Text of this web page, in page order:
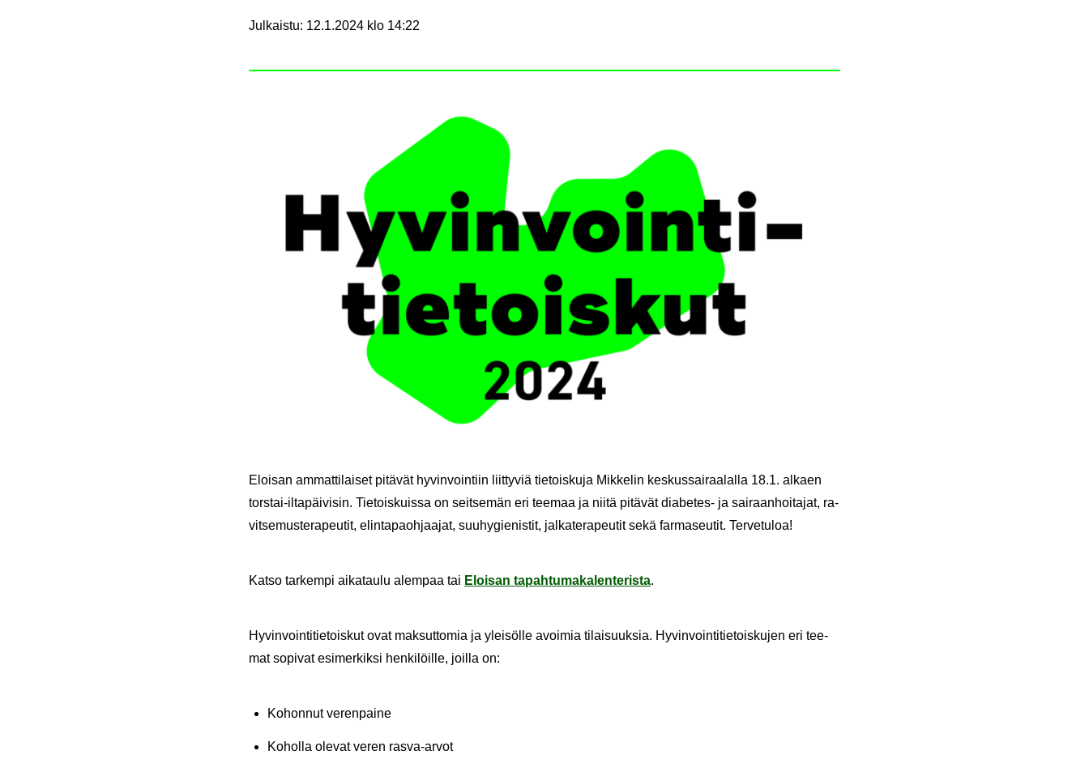
Julkaistu: 12.1.2024 klo 14:22
Eloi­san am­mat­ti­lai­set pi­tä­vät hy­vin­voin­tiin liit­ty­viä tie­tois­ku­ja Mik­ke­lin kes­kus­sai­raa­lal­la 18.1. al­kaen
torstai-​iltapäivisin. Tie­tois­kuis­sa on seit­se­män eri tee­maa ja niitä pi­tä­vät diabetes-​ ja sai­raan­hoi­ta­jat, ra­
vit­se­mus­te­ra­peu­tit, elin­ta­paoh­jaa­jat, suu­hy­gie­nis­tit, jal­ka­te­ra­peu­tit sekä far­ma­seu­tit. Ter­ve­tu­loa!
Katso tar­kem­pi ai­ka­tau­lu alem­paa tai Eloi­san ta­pah­tu­ma­ka­len­te­ris­ta.
Hy­vin­voin­ti­tie­tois­kut ovat mak­sut­to­mia ja ylei­söl­le avoi­mia ti­lai­suuk­sia. Hy­vin­voin­ti­tie­tois­ku­jen eri tee­
mat so­pi­vat esi­mer­kik­si hen­ki­löil­le, joil­la on:
Ko­hon­nut ve­ren­pai­ne
Ko­hol­la ole­vat veren rasva-​arvot